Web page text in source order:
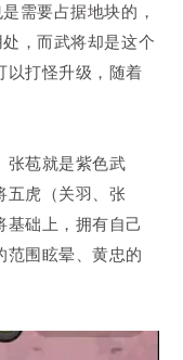
需要占据地块的，
，而武将却是这个
以打怪升级，随着
张苞就是紫色武
五虎（关羽、张
基础上，拥有自己
范围眩晕、黄忠的